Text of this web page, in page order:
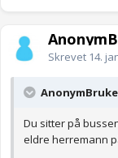
Skrevet 14.
Du sitter på
eldre herremann